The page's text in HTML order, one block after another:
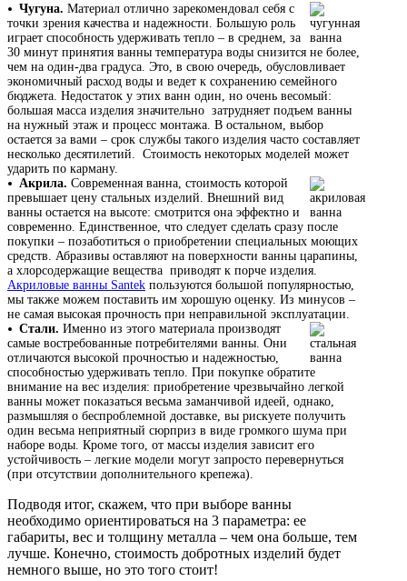
Чугуна. Материал отлично зарекомендовал себя с
точки зрения качества и надежности. Большую роль
играет способность удерживать тепло – в среднем, за
30 минут принятия ванны температура воды снизится не более,
чем на один-два градуса. Это, в свою очередь, обусловливает
экономичный расход воды и ведет к сохранению семейного
бюджета. Недостаток у этих ванн один, но очень весомый:
большая масса изделия значительно затрудняет подъем ванны
на нужный этаж и процесс монтажа. В остальном, выбор
остается за вами – срок службы такого изделия часто составляет
несколько десятилетий. Стоимость некоторых моделей может
ударить по карману.
Акрила. Современная ванна, стоимость которой
превышает цену стальных изделий. Внешний вид
ванны остается на высоте: смотрится она эффектно и
современно. Единственное, что следует сделать сразу после
покупки – позаботиться о приобретении специальных моющих
средств. Абразивы оставляют на поверхности ванны царапины,
а хлорсодержащие вещества приводят к порче изделия.
Акриловые ванны Santek пользуются большой популярностью,
мы также можем поставить им хорошую оценку. Из минусов –
не самая высокая прочность при неправильной эксплуатации.
Стали. Именно из этого материала производят
самые востребованные потребителями ванны. Они
отличаются высокой прочностью и надежностью,
способностью удерживать тепло. При покупке обратите
внимание на вес изделия: приобретение чрезвычайно легкой
ванны может показаться весьма заманчивой идеей, однако,
размышляя о беспроблемной доставке, вы рискуете получить
один весьма неприятный сюрприз в виде громкого шума при
наборе воды. Кроме того, от массы изделия зависит его
устойчивость – легкие модели могут запросто перевернуться
(при отсутствии дополнительного крепежа).
Подводя итог, скажем, что при выборе ванны
необходимо ориентироваться на 3 параметра: ее
габариты, вес и толщину металла – чем она больше, тем
лучше. Конечно, стоимость добротных изделий будет
немного выше, но это того стоит!
СЕРИЯ ЛН (скрытый)
СЕРИЯ ЛПК
Развернуть(1)
Сифоны и сливы
Гофрированные трубы для сифонов
Гофрированные трубы и манжеты для унитаза
Сифоны
Развернуть(2)
Смесители и комплектующие
Россинка-ТВК
Смесители для ванной комнаты
Смесители для кухни
Унитазы. писсуары. биде
Биде
Комплектующие для унитазов и инсталляциий
Писсуары
Развернуть(1)
Герметик. клей. пена
Изоляция для труб
Инструмент